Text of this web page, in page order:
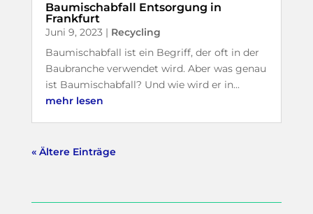
Baumischabfall Entsorgung in
Frankfurt
Juni 9, 2023| Recycling
Baumischabfall ist ein Begriff, der oft in der
Baubranche verwendet wird. Aber was genau
ist Baumischabfall? Und wie wird er in...
mehr lesen
« Ältere Einträge